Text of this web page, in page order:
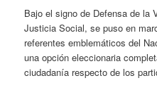
Bajo el signo de Defensa de la
Justicia Social, se puso en
referentes emblemáticos del
una opción eleccionaria
ciudadanía respecto de los